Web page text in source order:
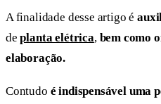
A finalidade desse artigo é
deplanta elétrica, bem como
elaboração.
Contudo é indispensável uma